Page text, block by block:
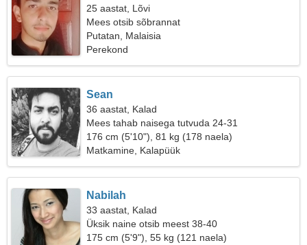
25 aastat, Lõvi
Mees otsib sõbrannat
Putatan, Malaisia
Perekond
Sean
36 aastat, Kalad
Mees tahab naisega tutvuda 24-31
176 cm (5'10"), 81 kg (178 naela)
Matkamine, Kalapüük
Nabilah
33 aastat, Kalad
Üksik naine otsib meest 38-40
175 cm (5'9"), 55 kg (121 naela)